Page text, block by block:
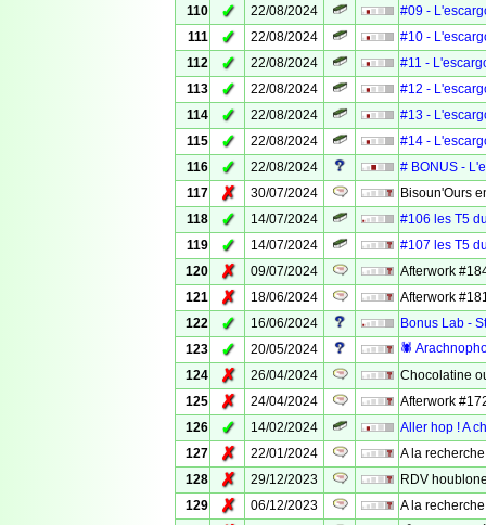
110
✓ 22/08/2024
#09 -
111
✓ 22/08/2024
#10 -
112
✓ 22/08/2024
#11 -
113
✓ 22/08/2024
#12 -
114
✓ 22/08/2024
#13 -
115
✓ 22/08/2024
#14 -
116
✓ 22/08/2024
# BONUS -
117
✗ 30/07/2024
Bisoun'Ours
118
✓ 14/07/2024
#106 les T5
119
✓ 14/07/2024
#107 les T5
120
✗ 09/07/2024
Afterwork
121
✗ 18/06/2024
Afterwork
122
✓ 16/06/2024
Bonus Lab -
123
✓ 20/05/2024
🕷️
124
✗ 26/04/2024
Chocolatine
125
✗ 24/04/2024
Afterwork
126
✓ 14/02/2024
Aller hop ! A
127
✗ 22/01/2024
A la
128
✗ 29/12/2023
RDV
129
✗ 06/12/2023
A la